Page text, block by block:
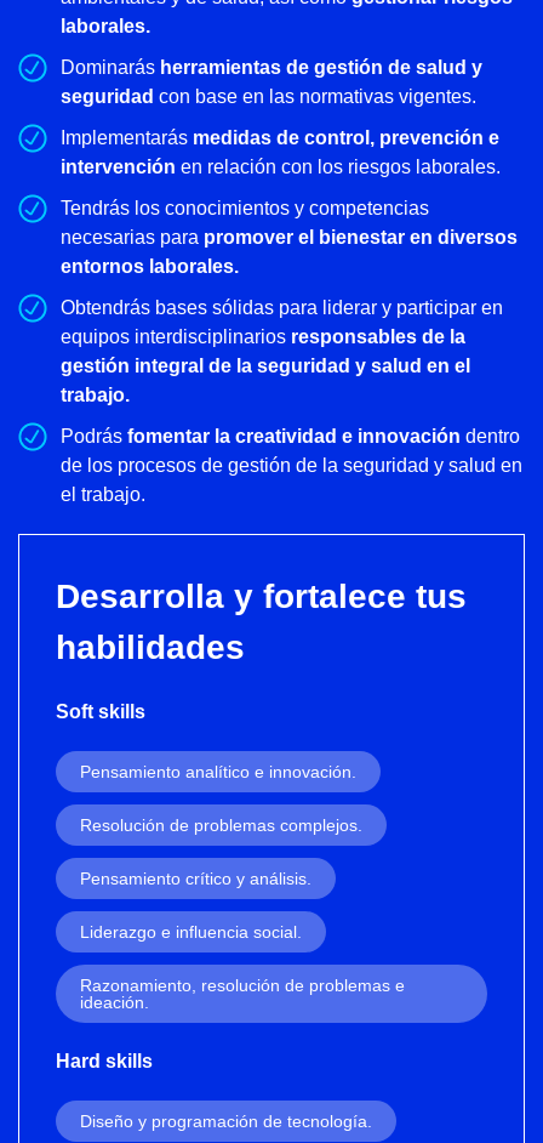
laborales.
Dominarás herramientas de gestión de salud y
seguridad con base en las normativas vigentes.
Implementarás medidas de control, prevención e
intervención en relación con los riesgos laborales.
Tendrás los conocimientos y competencias
necesarias para promover el bienestar en diversos
entornos laborales.
Obtendrás bases sólidas para liderar y participar en
equipos interdisciplinarios responsables de la
gestión integral de la seguridad y salud en el
trabajo.
Podrás fomentar la creatividad e innovación dentro
de los procesos de gestión de la seguridad y salud en
el trabajo.
Desarrolla y fortalece tus
habilidades
Soft skills
Pensamiento analítico e innovación.
Resolución de problemas complejos.
Pensamiento crítico y análisis.
Liderazgo e influencia social.
Razonamiento, resolución de problemas e
ideación.
Hard skills
Diseño y programación de tecnología.